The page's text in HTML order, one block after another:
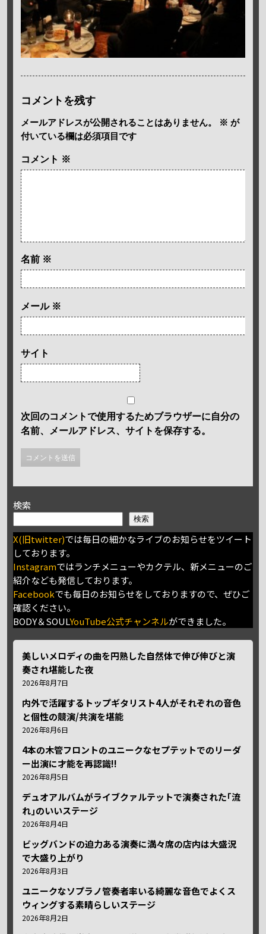
コメントを残す
メールアドレスが公開されることはありません。 ※ が
付いている欄は必須項目です
コメント ※
名前 ※
メール ※
サイト
次回のコメントで使用するためブラウザーに自分の
名前、メールアドレス、サイトを保存する。
検索
検索
X(旧twitter)では毎日の細かなライブのお知らせをツイート
しております。
Instagramではランチメニューやカクテル、新メニューのご
紹介なども発信しております。
Facebookでも毎日のお知らせをしておりますので、ぜひご
確認ください。
BODY＆SOULYouTube公式チャンネルができました。
美しいメロディの曲を円熟した自然体で伸び伸びと演
奏され堪能した夜
2026年8月7日
内外で活躍するトップギタリスト4人がそれぞれの音色
と個性の競演/共演を堪能
2026年8月6日
4本の木管フロントのユニークなセプテットでのリーダ
ー出演に才能を再認識!!
2026年8月5日
デュオアルバムがライブクァルテットで演奏された｢流
れ｣のいいステージ
2026年8月4日
ビッグバンドの迫力ある演奏に満々席の店内は大盛況
で大盛り上がり
2026年8月3日
ユニークなソプラノ管奏者率いる綺麗な音色でよくス
ウィングする素晴らしいステージ
2026年8月2日